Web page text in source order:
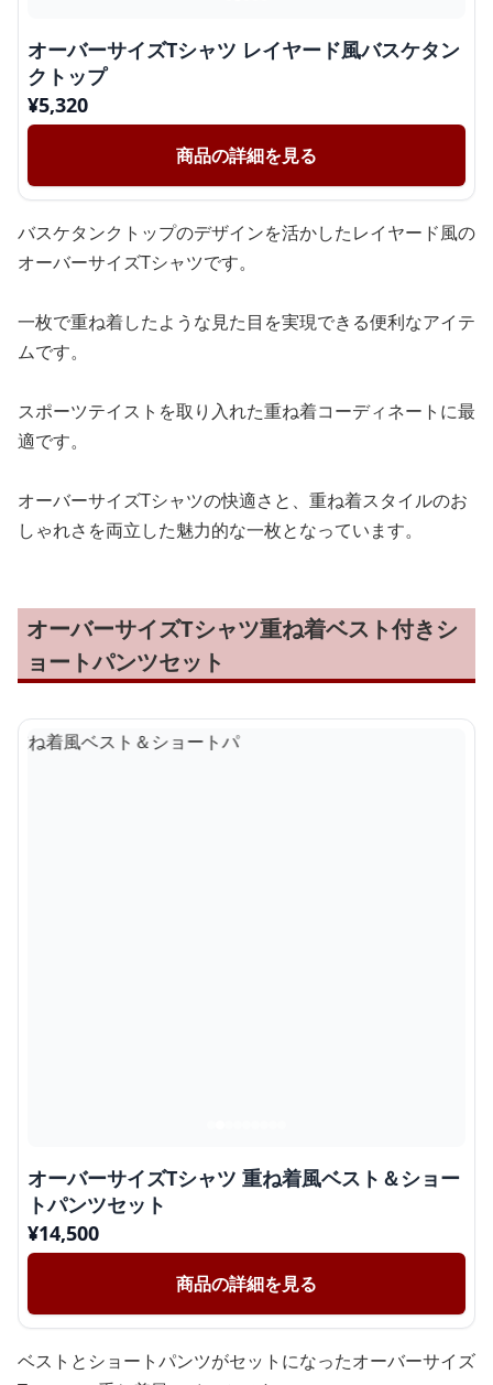
オーバーサイズTシャツ レイヤード風バスケタン
クトップ
¥5,320
商品の詳細を見る
バスケタンクトップのデザインを活かしたレイヤード風の
オーバーサイズTシャツです。
一枚で重ね着したような見た目を実現できる便利なアイテ
ムです。
スポーツテイストを取り入れた重ね着コーディネートに最
適です。
オーバーサイズTシャツの快適さと、重ね着スタイルのお
しゃれさを両立した魅力的な一枚となっています。
オーバーサイズTシャツ重ね着ベスト付きシ
ョートパンツセット
オーバーサイズTシャツ 重ね着風ベスト＆ショー
トパンツセット
¥14,500
商品の詳細を見る
ベストとショートパンツがセットになったオーバーサイズ